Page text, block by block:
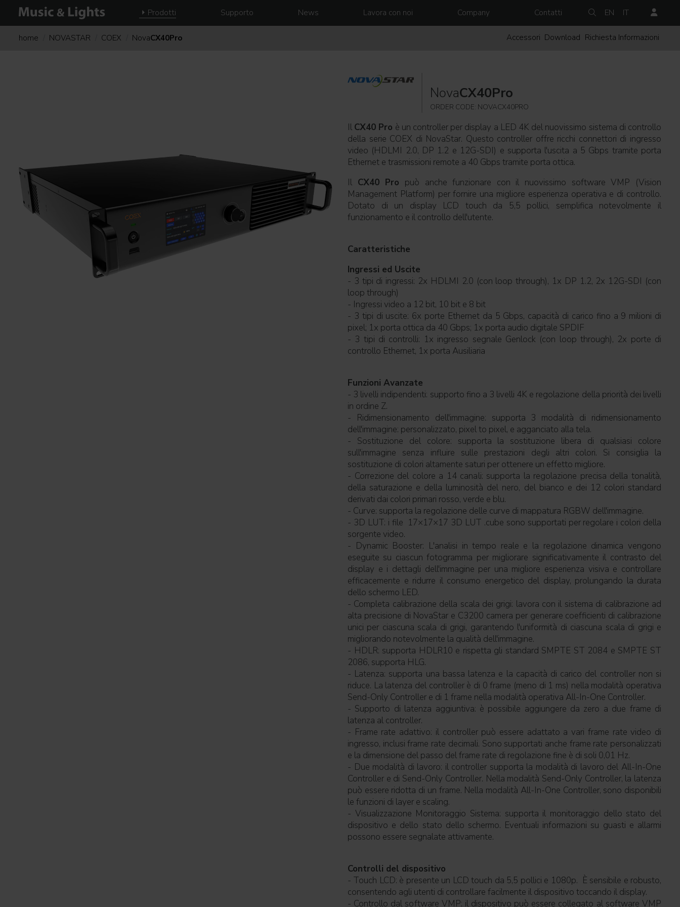
Prodotti Supporto News Lavora con noi Company Contatti EN IT
home NOVASTAR COEX NovaCX40Pro Accessori Download Richiesta Informazioni
NovaCX40Pro
ORDER CODE: NOVACX40PRO
Il CX40 Pro è un controller per display a LED 4K del nuovissimo sistema di controllo
della serie COEX di NovaStar. Questo controller offre ricchi connettori di ingresso
video (HDLMI 2.0, DP 1.2 e 12G-SDI) e supporta l'uscita a 5 Gbps tramite porta
Ethernet e trasmissioni remote a 40 Gbps tramite porta ottica.
Il CX40 Pro può anche funzionare con il nuovissimo software VMP (Vision
Management Platform) per fornire una migliore esperienza operativa e di controllo.
Dotato di un display LCD touch da 5,5 pollici, semplifica notevolmente il
funzionamento e il controllo dell'utente.
Caratteristiche
Ingressi ed Uscite
- 3 tipi di ingressi: 2x HDLMI 2.0 (con loop through), 1x DP 1.2, 2x 12G-SDI (con
loop through)
- Ingressi video a 12 bit, 10 bit e 8 bit
- 3 tipi di uscite: 6x porte Ethernet da 5 Gbps, capacità di carico fino a 9 milioni di
pixel; 1x porta ottica da 40 Gbps; 1x porta audio digitale SPDIF
- 3 tipi di controlli: 1x ingresso segnale Genlock (con loop through), 2x porte di
controllo Ethernet, 1x porta Ausiliaria
Funzioni Avanzate
- 3 livelli indipendenti: supporto fino a 3 livelli 4K e regolazione della priorità dei livelli
in ordine Z.
- Ridimensionamento dell'immagine: supporta 3 modalità di ridimensionamento
dell'immagine: personalizzato, pixel to pixel, e agganciato alla tela.
- Sostituzione del colore: supporta la sostituzione libera di qualsiasi colore
sull'immagine senza influire sulle prestazioni degli altri colori. Si consiglia la
sostituzione di colori altamente saturi per ottenere un effetto migliore.
- Correzione del colore a 14 canali: supporta la regolazione precisa della tonalità,
della saturazione e della luminosità del nero, del bianco e dei 12 colori standard
derivati dai colori primari rosso, verde e blu.
- Curve: supporta la regolazione delle curve di mappatura RGBW dell'immagine.
- 3D LUT: i file 17×17×17 3D LUT .cube sono supportati per regolare i colori della
sorgente video.
- Dynamic Booster: L'analisi in tempo reale e la regolazione dinamica vengono
eseguite su ciascun fotogramma per migliorare significativamente il contrasto del
display e i dettagli dell'immagine per una migliore esperienza visiva e controllare
efficacemente e ridurre il consumo energetico del display, prolungando la durata
dello schermo LED.
- Completa calibrazione della scala dei grigi: lavora con il sistema di calibrazione ad
alta precisione di NovaStar e C3200 camera per generare coefficienti di calibrazione
unici per ciascuna scala di grigi, garantendo l'uniformità di ciascuna scala di grigi e
migliorando notevolmente la qualità dell'immagine.
- HDLR: supporta HDLR10 e rispetta gli standard SMPTE ST 2084 e SMPTE ST
2086, supporta HLG.
- Latenza: supporta una bassa latenza e la capacità di carico del controller non si
riduce. La latenza del controller è di 0 frame (meno di 1 ms) nella modalità operativa
Send-Only Controller e di 1 frame nella modalità operativa All-In-One Controller.
- Supporto di latenza aggiuntiva: è possibile aggiungere da zero a due frame di
latenza al controller.
- Frame rate adattivo: il controller può essere adattato a vari frame rate video di
ingresso, inclusi frame rate decimali. Sono supportati anche frame rate personalizzati
e la dimensione del passo del frame rate di regolazione fine è di soli 0,01 Hz.
- Due modalità di lavoro: il controller supporta la modalità di lavoro del All-In-One
Controller e di Send-Only Controller. Nella modalità Send-Only Controller, la latenza
può essere ridotta di un frame. Nella modalità All-In-One Controller, sono disponibili
le funzioni di layer e scaling.
- Visualizzazione Monitoraggio Sistema: supporta il monitoraggio dello stato del
dispositivo e dello stato dello schermo. Eventuali informazioni su guasti e allarmi
possono essere segnalate attivamente.
Controlli del dispositivo
- Touch LCD: è presente un LCD touch da 5,5 pollici e 1080p. È sensibile e robusto,
consentendo agli utenti di controllare facilmente il dispositivo toccando il display.
- Controllo dal software VMP: il dispositivo può essere collegato al software VMP